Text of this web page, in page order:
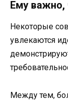
Ему
Некоторые
увлекаются
Между тем,